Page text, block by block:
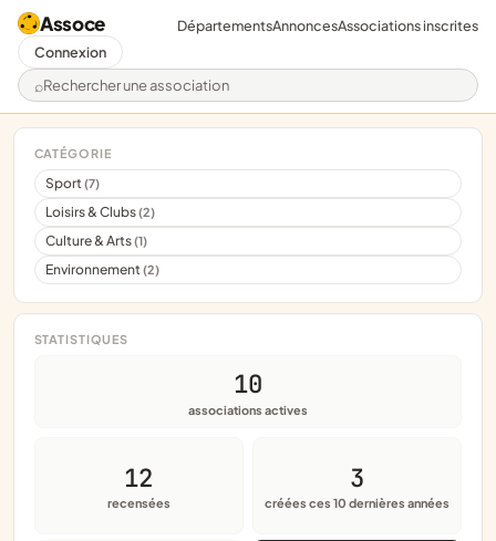
Assoce
Rechercher une association
DépartementsAnnoncesAssociations inscrites
Connexion
CATÉGORIE
Sport(7)
Loisirs & Clubs(2)
Culture & Arts(1)
Environnement(2)
STATISTIQUES
10
associations actives
12
recensées
3
créées ces 10 dernières années